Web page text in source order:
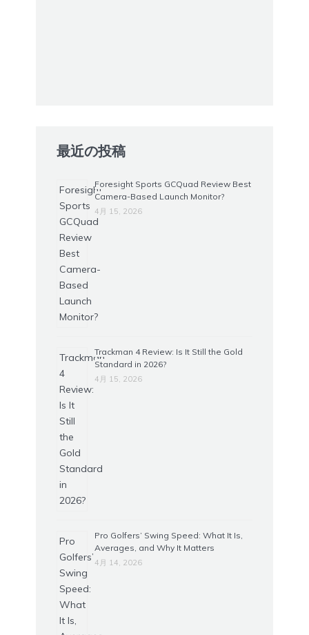
最近の投稿
Foresight Sports GCQuad Review Best
Camera-Based Launch Monitor?
4月 15, 2026
Trackman 4 Review: Is It Still the Gold
Standard in 2026?
4月 15, 2026
Pro Golfers’ Swing Speed: What It Is,
Averages, and Why It Matters
4月 14, 2026